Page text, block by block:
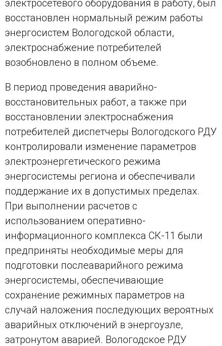
электросетевого оборудования в работу, был
восстановлен нормальный режим работы
энергосистем Вологодской области,
электроснабжение потребителей
возобновлено в полном объеме.
В период проведения аварийно-
восстановительных работ, а также при
восстановлении электроснабжения
потребителей диспетчеры Вологодского РДУ
контролировали изменение параметров
электроэнергетического режима
энергосистемы региона и обеспечивали
поддержание их в допустимых пределах.
При выполнении расчетов с
использованием оперативно-
информационного комплекса СК-11 были
предприняты необходимые меры для
подготовки послеаварийного режима
энергосистемы, обеспечивающие
сохранение режимных параметров на
случай наложения последующих вероятных
аварийных отключений в энергоузле,
затронутом аварией. Вологодское РДУ